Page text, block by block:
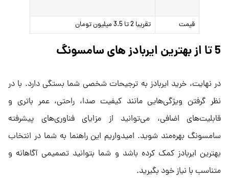
قیمت تقریبا 2 تا 3.5 میلیون تومان
5 تا از بهترین ایربادز های سامسونگ
در نهایت، خرید ایربادز به ترجیحات شخصی شما بستگی دارد. با در
نظر گرفتن ویژگی‌هایی مانند کیفیت صدا، راحتی، عمر باتری و
قابلیت‌های اضافی، می‌توانید از مزایای فناوری‌های پیشرفته
سامسونگ بهره‌مند شوید. امیدواریم این راهنما به شما در انتخاب
بهترین ایربادز کمک کرده باشد و شما بتوانید تصمیمی آگاهانه و
متناسب با نیاز خود بگیرید.